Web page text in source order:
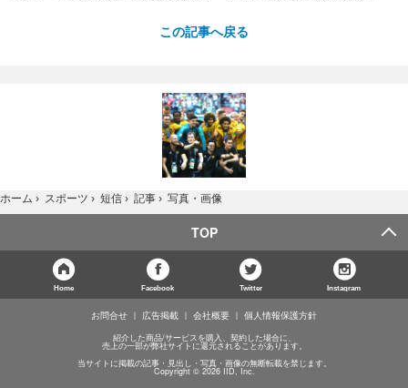
この記事へ戻る
ホーム › スポーツ › 短信 › 記事 › 写真・画像
TOP
Home Facebook Twitter Instagram
お問合せ 広告掲載 会社概要 個人情報保護方針
紹介した商品/サービスを購入、契約した場合に、
売上の一部が弊社サイトに還元されることがあります。
当サイトに掲載の記事・見出し・写真・画像の無断転載を禁じます。
Copyright © 2026 IID, Inc.